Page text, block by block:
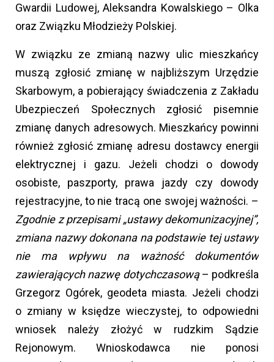
Gwardii Ludowej, Aleksandra Kowalskiego – Olka
oraz Związku Młodzieży Polskiej.
W związku ze zmianą nazwy ulic mieszkańcy
muszą zgłosić zmianę w najbliższym Urzędzie
Skarbowym, a pobierający świadczenia z Zakładu
Ubezpieczeń Społecznych zgłosić pisemnie
zmianę danych adresowych. Mieszkańcy powinni
również zgłosić zmianę adresu dostawcy energii
elektrycznej i gazu. Jeżeli chodzi o dowody
osobiste, paszporty, prawa jazdy czy dowody
rejestracyjne, to nie tracą one swojej ważności. –
Zgodnie z przepisami „ustawy dekomunizacyjnej”,
zmiana nazwy dokonana na podstawie tej ustawy
nie ma wpływu na ważność dokumentów
zawierających nazwę dotychczasową– podkreśla
Grzegorz Ogórek, geodeta miasta. Jeżeli chodzi
o zmiany w księdze wieczystej, to odpowiedni
wniosek należy złożyć w rudzkim Sądzie
Rejonowym. Wnioskodawca nie ponosi